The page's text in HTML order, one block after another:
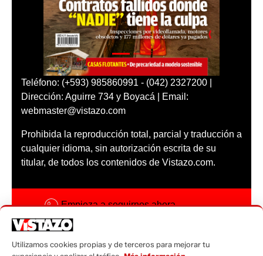
Teléfono: (+593) 985860991 - (042) 2327200 |
Dirección: Aguirre 734 y Boyacá | Email:
webmaster@vistazo.com
Prohibida la reproducción total, parcial y traducción a
cualquier idioma, sin autorización escrita de su
titular, de todos los contenidos de Vistazo.com.
Empieza a seguirnos ahora
Código ética
Utilizamos cookies propias y de terceros para mejorar tu